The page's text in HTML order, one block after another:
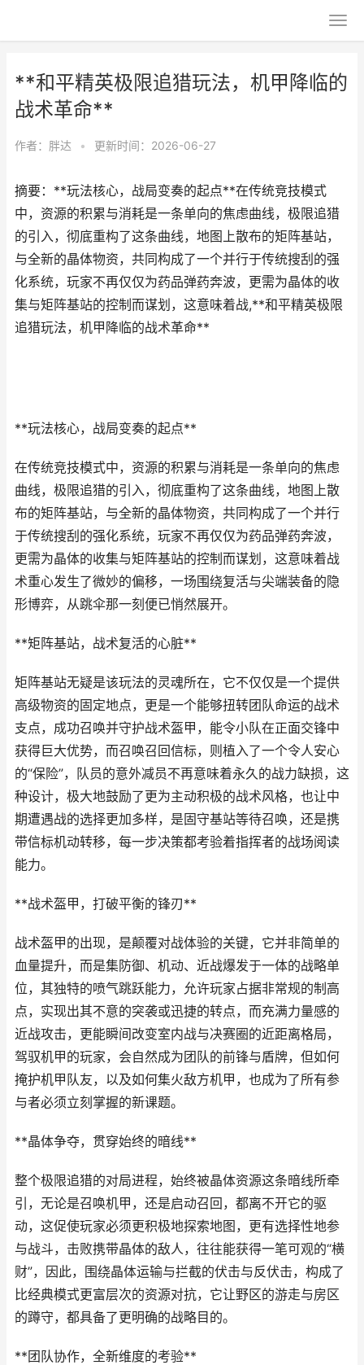
**和平精英极限追猎玩法，机甲降临的
战术革命**
作者： 胖达 • 更新时间：2026-06-27
摘要：**玩法核心，战局变奏的起点**在传统竞技模式
中，资源的积累与消耗是一条单向的焦虑曲线，极限追猎
的引入，彻底重构了这条曲线，地图上散布的矩阵基站，
与全新的晶体物资，共同构成了一个并行于传统搜刮的强
化系统，玩家不再仅仅为药品弹药奔波，更需为晶体的收
集与矩阵基站的控制而谋划，这意味着战,**和平精英极限
追猎玩法，机甲降临的战术革命**
**玩法核心，战局变奏的起点**
在传统竞技模式中，资源的积累与消耗是一条单向的焦虑
曲线，极限追猎的引入，彻底重构了这条曲线，地图上散
布的矩阵基站，与全新的晶体物资，共同构成了一个并行
于传统搜刮的强化系统，玩家不再仅仅为药品弹药奔波，
更需为晶体的收集与矩阵基站的控制而谋划，这意味着战
术重心发生了微妙的偏移，一场围绕复活与尖端装备的隐
形博弈，从跳伞那一刻便已悄然展开。
**矩阵基站，战术复活的心脏**
矩阵基站无疑是该玩法的灵魂所在，它不仅仅是一个提供
高级物资的固定地点，更是一个能够扭转团队命运的战术
支点，成功召唤并守护战术盔甲，能令小队在正面交锋中
获得巨大优势，而召唤召回信标，则植入了一个令人安心
的“保险”，队员的意外减员不再意味着永久的战力缺损，这
种设计，极大地鼓励了更为主动积极的战术风格，也让中
期遭遇战的选择更加多样，是固守基站等待召唤，还是携
带信标机动转移，每一步决策都考验着指挥者的战场阅读
能力。
**战术盔甲，打破平衡的锋刃**
战术盔甲的出现，是颠覆对战体验的关键，它并非简单的
血量提升，而是集防御、机动、近战爆发于一体的战略单
位，其独特的喷气跳跃能力，允许玩家占据非常规的制高
点，实现出其不意的突袭或迅捷的转点，而充满力量感的
近战攻击，更能瞬间改变室内战与决赛圈的近距离格局，
驾驭机甲的玩家，会自然成为团队的前锋与盾牌，但如何
掩护机甲队友，以及如何集火敌方机甲，也成为了所有参
与者必须立刻掌握的新课题。
**晶体争夺，贯穿始终的暗线**
整个极限追猎的对局进程，始终被晶体资源这条暗线所牵
引，无论是召唤机甲，还是启动召回，都离不开它的驱
动，这促使玩家必须更积极地探索地图，更有选择性地参
与战斗，击败携带晶体的敌人，往往能获得一笔可观的“横
财”，因此，围绕晶体运输与拦截的伏击与反伏击，构成了
比经典模式更富层次的资源对抗，它让野区的游走与房区
的蹲守，都具备了更明确的战略目的。
**团队协作，全新维度的考验**